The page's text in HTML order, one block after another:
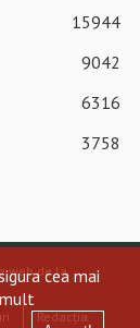
15944
9042
6316
3758
web de la
Redacția
cea mai